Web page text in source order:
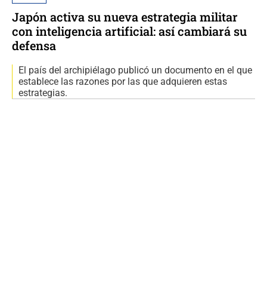
Japón activa su nueva estrategia militar
con inteligencia artificial: así cambiará su
defensa
El país del archipiélago publicó un documento en el que
establece las razones por las que adquieren estas
estrategias.